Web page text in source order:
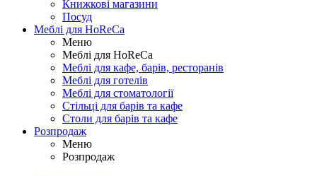
Книжкові магазини
Посуд
Меблі для HoReCa
Меню
Меблі для HoReCa
Меблі для кафе, барів, ресторанів
Меблі для готелів
Меблі для стоматології
Стільці для барів та кафе
Столи для барів та кафе
Розпродаж
Меню
Розпродаж